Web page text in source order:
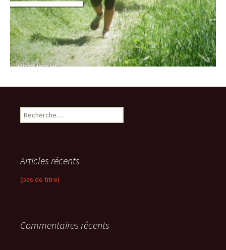
R
e
r
c
h
:
Articles récents
(pas de titre)
Commentaires récents